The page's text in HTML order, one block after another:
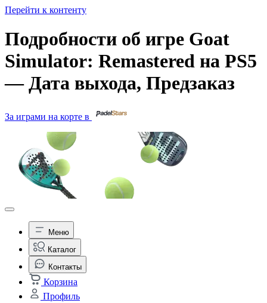
Перейти к контенту
Подробности об игре Goat
Simulator: Remastered на PS5
— Дата выхода, Предзаказ
За играми на корте в
Меню
Каталог
Контакты
Корзина
Профиль